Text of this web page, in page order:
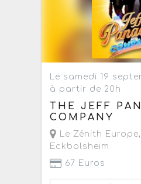
Le samedi 19
à partir de 20h
THE JEFF
COMPANY
Le Zénith Europe,
Eckbolsheim
67 Euros